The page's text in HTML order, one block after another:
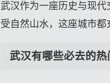
武汉作为一座历史与现
受自然山水，这座城市都
武汉有哪些必去的热